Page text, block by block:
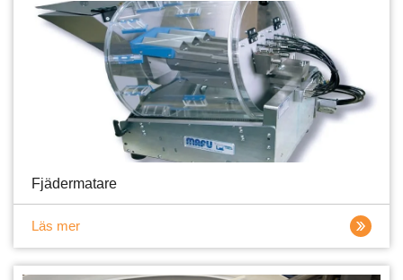
Fjädermatare
Läs mer